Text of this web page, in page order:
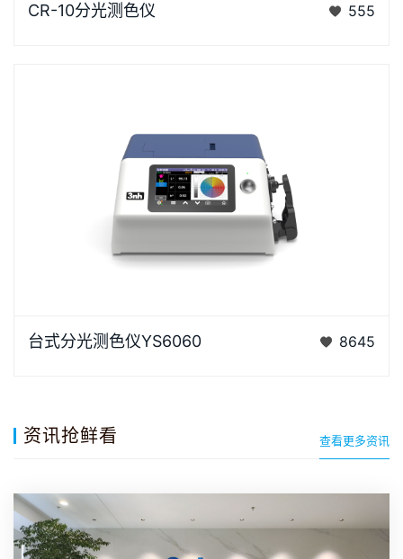
仪，使用方便，一键可完成测量，采用内置大面积硅光
CR-10分光测色仪 555
的国产台式光栅分光测色仪， TFT真彩7inch电容触摸
台式分光测色仪YS6060 8645
资讯抢鲜看 查看更多资讯